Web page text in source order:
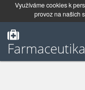
Využíváme cookies k
provoz na našich
Farmaceutika